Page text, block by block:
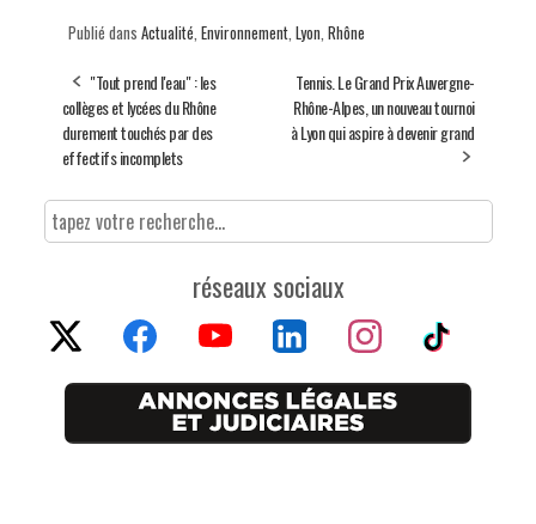
Publié dans Actualité Environnement, Lyon Rhône
"Tout prend l'eau" : les
collèges et lycées du Rhône
durement touchés par des
effectifs incomplets
Tennis. Le Grand Prix Auvergne-
Rhône-Alpes, un nouveau tournoi
à Lyon qui aspire à devenir grand
réseaux sociaux